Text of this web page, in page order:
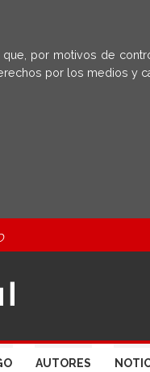
que, por motivos de
por los medios y
AUTORES